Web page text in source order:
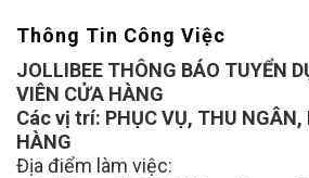
Thông Tin Công Việc
JOLLIBEE THÔNG BÁO TUYỂN
VIÊN CỬA HÀNG
Các vị trí: PHỤC VỤ, THU NGÂN,
HÀNG
Địa điểm làm việc: